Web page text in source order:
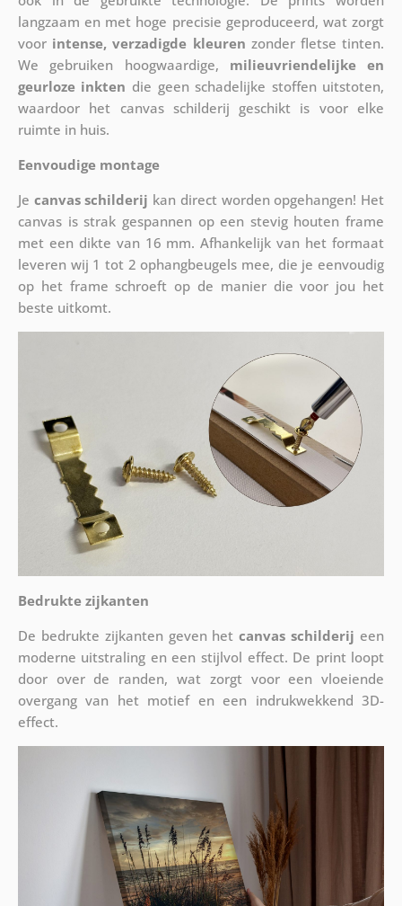
langzaam en met hoge precisie geproduceerd, wat zorgt
voor intense, verzadigde kleuren zonder fletse tinten.
We gebruiken hoogwaardige, milieuvriendelijke en
geurloze inkten die geen schadelijke stoffen uitstoten,
waardoor het canvas schilderij geschikt is voor elke
ruimte in huis.
Eenvoudige montage
Je canvas schilderij kan direct worden opgehangen! Het
canvas is strak gespannen op een stevig houten frame
met een dikte van 16 mm. Afhankelijk van het formaat
leveren wij 1 tot 2 ophangbeugels mee, die je eenvoudig
op het frame schroeft op de manier die voor jou het
beste uitkomt.
Bedrukte zijkanten
De bedrukte zijkanten geven hetcanvas schilderij een
moderne uitstraling en een stijlvol effect. De print loopt
door over de randen, wat zorgt voor een vloeiende
overgang van het motief en een indrukwekkend 3D-
effect.